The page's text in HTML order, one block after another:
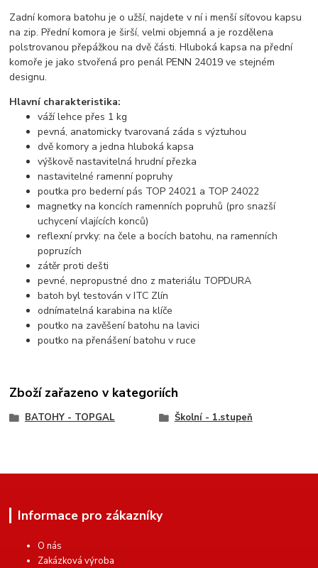
Zadní komora batohu je o užší, najdete v ní i menší síťovou kapsu
na zip. Přední komora je širší, velmi objemná a je rozdělena
polstrovanou přepážkou na dvě části. Hluboká kapsa na přední
komoře je jako stvořená pro penál PENN 24019 ve stejném
designu.
Hlavní charakteristika:
váží lehce přes 1 kg
pevná, anatomicky tvarovaná záda s výztuhou
dvě komory a jedna hluboká kapsa
výškově nastavitelná hrudní přezka
nastavitelné ramenní popruhy
poutka pro bederní pás TOP 24021 a TOP 24022
magnetky na koncích ramenních popruhů (pro snazší
uchycení vlajících konců)
reflexní prvky: na čele a bocích batohu, na ramenních
popruzích
zátěr proti dešti
pevné, nepropustné dno z materiálu TOPDURA
batoh byl testován v ITC Zlín
odnímatelná karabina na klíče
poutko na zavěšení batohu na lavici
poutko na přenášení batohu v ruce
Zboží zařazeno v kategoriích
BATOHY - TOPGAL Školní - 1.stupeň
Informace pro zákazníky
O nás
Zakázková výroba